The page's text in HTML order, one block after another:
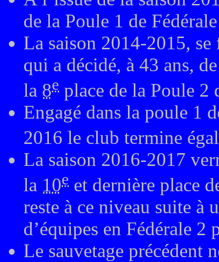
de la Poule 1 de
La saison 2014-2015,
qui a décidé, à 43 ans,
la 8e place de la Poule 2
Engagé dans la poule 1
2016 le club termine
La saison 2016-2017
la 10e et dernière place
reste à ce niveau suite à
d’équipes en Fédérale 2
Le sauvetage précédent